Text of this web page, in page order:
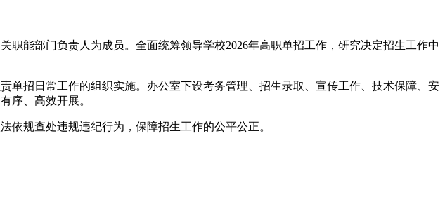
能部门负责人为成员。全面统筹领导学校2026年高职单招工作，研究决定招生工作中
招日常工作的组织实施。办公室下设考务管理、招生录取、宣传工作、技术保障、安
序、高效开展。
依规查处违规违纪行为，保障招生工作的公平公正。